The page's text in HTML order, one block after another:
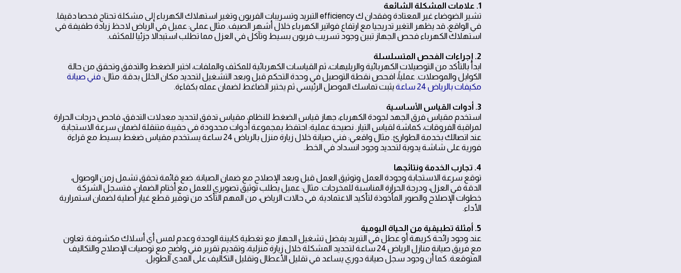
1. علامات المشكلة الشائعة
تشير الضوضاء غير المعتادة وفقدان ك efficiency التبريد وتسريبات الفريون وتغير استهلاك الكهرباء إلى مشكلة تحتاج فحصا دقيقا.
في الواقع، قد يظهر التغير تدريجيا مع ارتفاع فواتير الكهرباء خلال أشهر الصيف. مثال عملي: عميل في الرياض لاحظ زيادة طفيفة في
استهلاك الكهرباء فحص الجهاز تبين وجود تسريب فريون بسيط وتآكل في العزل مما تطلب استبدالا جزئيا للمكثف.
2. إجراءات الفحص المتسلسلة
ابدأ بالتأكد من التوصيلات الكهربائية والريليهات، ثم القياسات الكهربائية للمكثف والملفات، اختبر الضغط والتدفق وتحقق من حالة
الكوابل والموصلات. عملياً، افحص نقطة التوصيل في وحدة التحكم قبل وبعد التشغيل لتحديد مكان الخلل بدقة. مثال:فني صيانة
مكيفات بالرياض 24 ساعة
يثبت تماسك الموصل الرئيسي ثم يختبر الضاغط لضمان عمله بكفاءة.
3. أدوات القياس الأساسية
استخدم مقياس فرق الجهد لجودة الكهرباء، جهاز قياس الضغط للنظام، مقياس تدفق لتحديد معدلات التدفق، فاحص درجات الحرارة
لمراقبة الفروقات، كماشة لقياس التيار. نصيحة عملية: احتفظ بمجموعة أدوات محدودة في حقيبة متنقلة لضمان سرعة الاستجابة
عند اتصالك بخدمة الطوارئ. مثال واقعي: فني صيانة خلال زيارة منزل بالرياض 24 ساعة يستخدم مقياس ضغط بسيط مع قراءة
فورية على شاشة يدوية لتحديد وجود انسداد في الخط.
4. تجارب الخدمة ونتائجها
توقع سرعة الاستجابة وجودة العمل وتوثيق العمل قبل وبعد الإصلاح مع ضمان الصيانة. ضع قائمة تحقق تشمل زمن الوصول،
الدقة في العزل، ودرجة الحرارة المناسبة للمخرجات. مثال: عميل يطلب توثيق تصويري للعمل مع أختام الضمان، فتسجل الشركة
خطوات الإصلاح والصور المأخوذة لتأكيد الاعتمادية. في حالات الرياض، من المهم التأكد من توفير قطع غيار أصلية لضمان استمرارية
الأداء.
5. أمثلة تطبيقية من الحياة اليومية
عند وجود رائحة كريهة أو عطل في التبريد يفضل تشغيل الجهاز مع تغطية كابينة الوحدة وعدم لمس أي أسلاك مكشوفة. تعاون
مع فريق صيانة منازل الرياض 24 ساعة لتحديد المشكلة خلال زيارة منزلية، وتقديم تقرير فني واضح مع توصيات الإصلاح والتكاليف
المتوقعة. كما أن وجود سجل صيانة دوري يساعد في تقليل الأعطال وتقليل التكاليف على المدى الطويل.